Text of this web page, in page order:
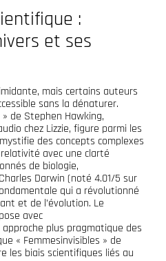
:
et ses
mais certains auteurs
sans la dénaturer.
de Stephen Hawking,
chez Lizzie, figure parmi les
des concepts complexes
avec une clarté
de biologie,
Darwin (noté 4.01/5 sur
qui a révolutionné
et de l’évolution. Le
avec
plus pragmatique des
« Femmesinvisibles » de
les biais scientifiques liés au